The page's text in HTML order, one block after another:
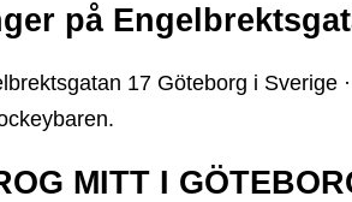
på
17 Göteborg i Sverige
MITT I